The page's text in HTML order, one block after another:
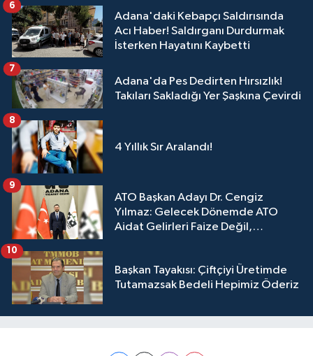
Adana'daki Kebapçı Saldırısında
Acı Haber! Saldırganı Durdurmak
İsterken Hayatını Kaybetti
6
Adana'da Pes Dedirten Hırsızlık!
Takıları Sakladığı Yer Şaşkına Çevirdi
7
4 Yıllık Sır Aralandı!
8
ATO Başkan Adayı Dr. Cengiz
Yılmaz: Gelecek Dönemde ATO
Aidat Gelirleri Faize Değil,
9
Başkan Tayakısı: Çiftçiyi Üretimde
Tutamazsak Bedeli Hepimiz Öderiz
10